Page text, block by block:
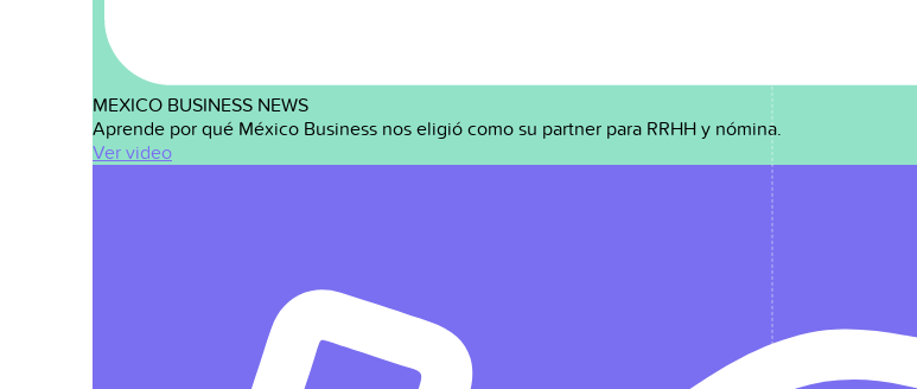
MEXICO BUSINESS NEWS
Aprende por qué México Business nos eligió como su partner para RRHH y nómina.
Ver video